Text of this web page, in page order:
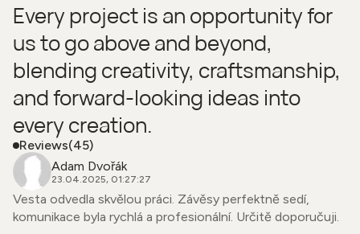
Every project is an opportunity for
us to go above and beyond,
blending creativity, craftsmanship,
and forward-looking ideas into
every creation.
Reviews(45)
Adam Dvořák
23.04.2025, 01:27:27
Vesta odvedla skvělou práci. Závěsy perfektně sedí,
komunikace byla rychlá a profesionální. Určitě doporučuji.